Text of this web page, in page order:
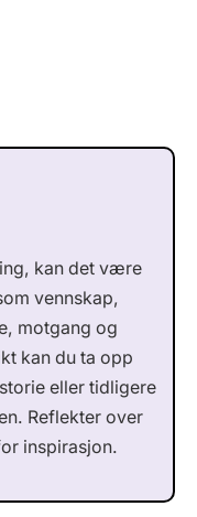
kan det være
vennskap,
motgang og
kan du ta opp
eller tidligere
Reflekter over
inspirasjon.